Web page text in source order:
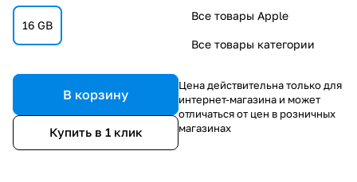
16 GB
В корзину
Купить в 1 клик
Все товары Apple
Все товары категории
Цена действительна только для
интернет-магазина и может
отличаться от цен в розничных
магазинах